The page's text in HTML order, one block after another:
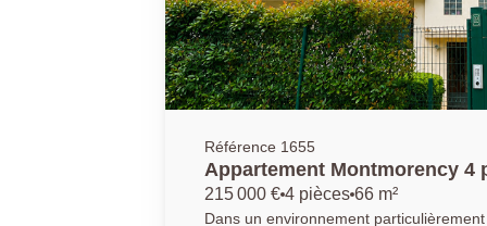
accès rapide à l'ensemble des
quotidien. Les établissements scolaires,
transports ainsi que les infrastructures
accessibles, faisant de cette adresse un
d'un bien alliant confort, élégance et
volumes, la luminosité omniprésente, la
de réception, les trois chambres, la salle
espaces extérieurs privatifs, la vue
Référence 1655
Appartement Montmorency 4
215 000 € 4 pièces 66 m²
Dans un environnement